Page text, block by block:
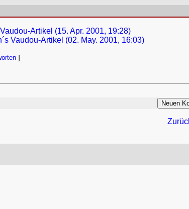
Artikel (15. Apr. 2001, 19:28)
Vaudou-Artikel (02. May. 2001, 16:03)
]